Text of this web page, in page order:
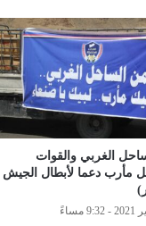
الغربي والقوات
مأرب دعما لأبطال الجيش